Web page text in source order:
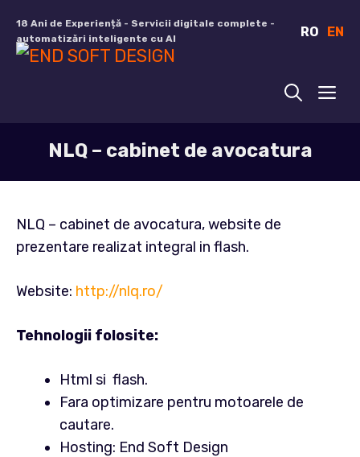
conținut
18 Ani de Experiență - Servicii digitale complete -
automatizări inteligente cu AI
RO EN
NLQ – cabinet de avocatura
NLQ – cabinet de avocatura, website de
prezentare realizat integral in flash.
Website: http://nlq.ro/
Tehnologii folosite:
Html si flash.
Fara optimizare pentru motoarele de
cautare.
Hosting: End Soft Design